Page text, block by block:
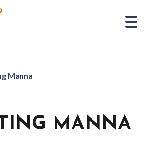
Manna
MANNA